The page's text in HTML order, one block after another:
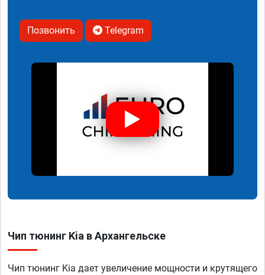
Позвонить Telegram
Чип тюнинг Kia в Архангельске
Чип тюнинг Kia дает увеличение мощности и крутящего